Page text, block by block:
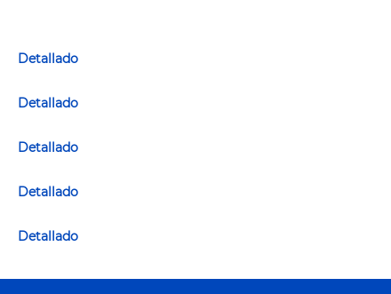
Detallado
Detallado
Detallado
Detallado
Detallado